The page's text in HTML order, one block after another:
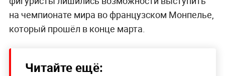
на чемпионате мира во французском Монпелье,
который прошёл в конце марта.
Читайте ещё: